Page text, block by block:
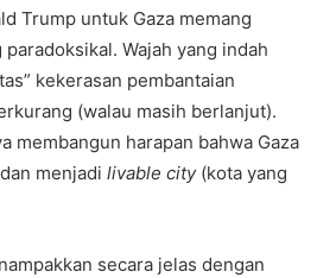
Trump untuk Gaza memang
Wajah yang indah
kekerasan pembantaian
(walau masih berlanjut).
membangun harapan bahwa Gaza
menjadi livable city(kota yang
secara jelas dengan